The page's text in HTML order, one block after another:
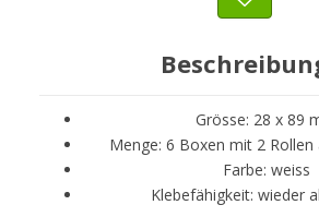
Grösse: 28 x 89
Menge: 6 Boxen mit 2 Rollen
Farbe: weiss
Klebefähigkeit: wieder